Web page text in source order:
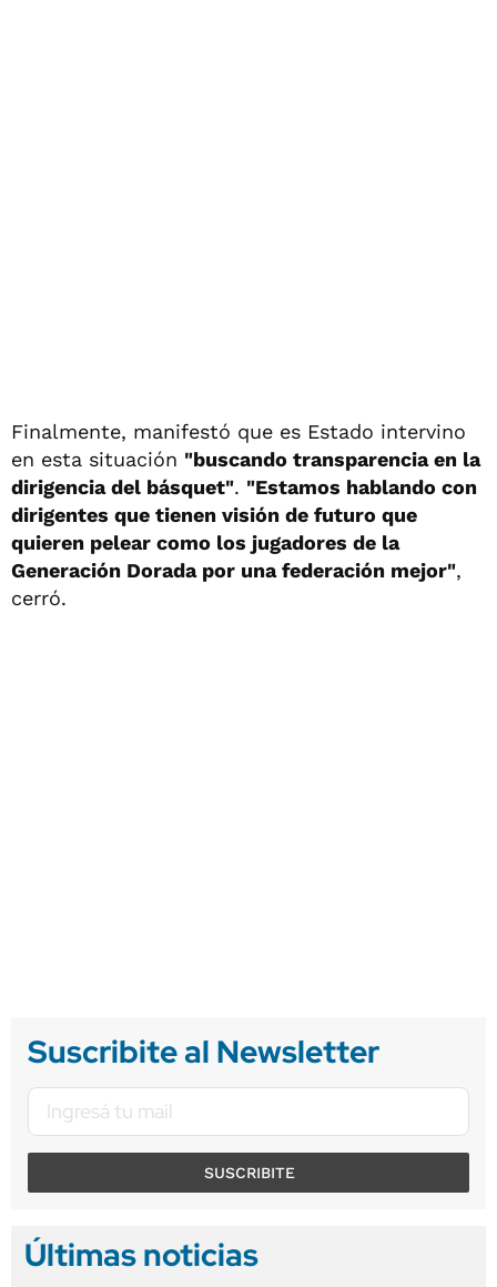
Finalmente, manifestó que es Estado intervino
en esta situación "buscando transparencia en la
dirigencia del básquet". "Estamos hablando con
dirigentes que tienen visión de futuro que
quieren pelear como los jugadores de la
Generación Dorada por una federación mejor",
cerró.
Suscribite al Newsletter
SUSCRIBITE
Últimas noticias